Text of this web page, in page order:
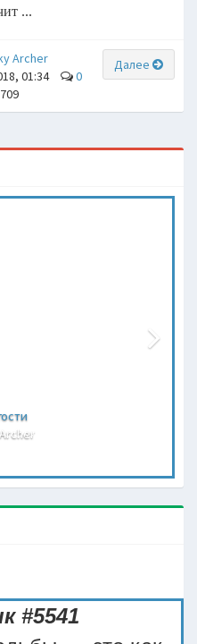
...
Далее
Archer
01:34
0
#5541